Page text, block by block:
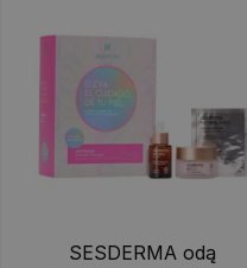
SESDERMA odą